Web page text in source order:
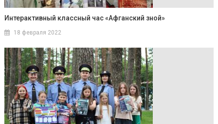
Интерактивный классный час «Афганский зной»
18 февраля 2022